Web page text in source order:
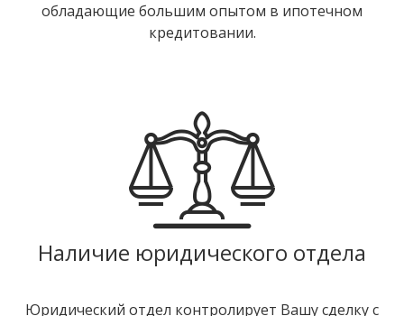
обладающие большим опытом в ипотечном
кредитовании.
Наличие юридического отдела
Юридический отдел контролирует Вашу сделку с